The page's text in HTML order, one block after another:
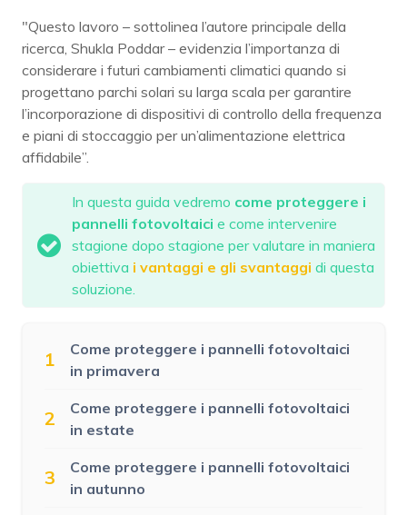
"Questo lavoro – sottolinea l’autore principale della
ricerca, Shukla Poddar – evidenzia l’importanza di
considerare i futuri cambiamenti climatici quando si
progettano parchi solari su larga scala per garantire
l’incorporazione di dispositivi di controllo della frequenza
e piani di stoccaggio per un’alimentazione elettrica
affidabile”.
In questa guida vedremo come proteggere i
pannelli fotovoltaici e come intervenire
stagione dopo stagione per valutare in maniera
obiettiva i vantaggi e gli svantaggi di questa
soluzione.
1
Come proteggere i pannelli fotovoltaici
in primavera
2
Come proteggere i pannelli fotovoltaici
in estate
3
Come proteggere i pannelli fotovoltaici
in autunno